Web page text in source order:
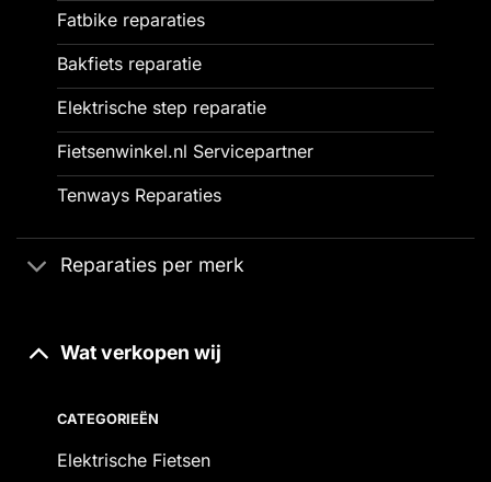
Fatbike reparaties
Bakfiets reparatie
Elektrische step reparatie
Fietsenwinkel.nl Servicepartner
Tenways Reparaties
Reparaties per merk
Wat verkopen wij
CATEGORIEËN
Elektrische Fietsen